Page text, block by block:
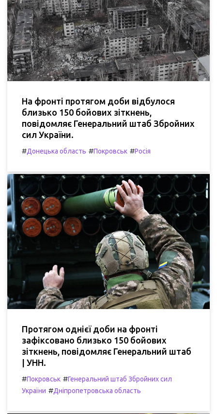
На фронті протягом доби відбулося
близько 150 бойових зіткнень,
повідомляє Генеральний штаб Збройних
сил України.
#Донецька область #Покровськ #Росія
Протягом однієї доби на фронті
зафіксовано близько 150 бойових
зіткнень, повідомляє Генеральний штаб
| УНН.
#Покровськ #Генеральний штаб Збройних сил
України #Дніпропетровська область